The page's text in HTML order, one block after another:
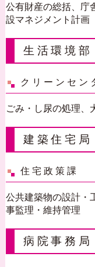
公有財産の総括、庁
設マネジメント計画
生活環境部
クリーンセン
ごみ・し尿の処理、
建築住宅局
住宅政策課
公共建築物の設計・
事監理・維持管理
病院事務局